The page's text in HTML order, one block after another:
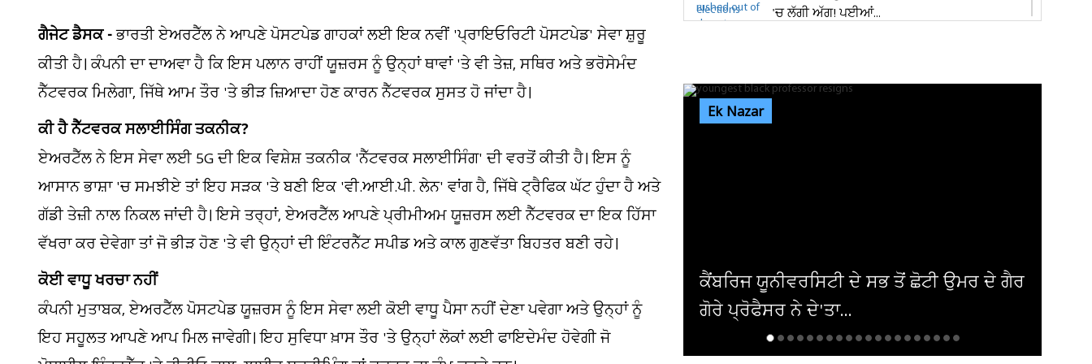
ਗੈਜੇਟ ਡੈਸਕ -ਭਾਰਤੀ ਏਅਰਟੈੱਲ ਨੇ ਆਪਣੇ ਪੋਸਟਪੇਡ ਗਾਹਕਾਂ ਲਈ ਇਕ ਨਵੀਂ 'ਪ੍ਰਾਇਓਰਿਟੀ ਪੋਸਟਪੇਡ' ਸੇਵਾ ਸ਼ੁਰੂ
ਕੀਤੀ ਹੈ। ਕੰਪਨੀ ਦਾ ਦਾਅਵਾ ਹੈ ਕਿ ਇਸ ਪਲਾਨ ਰਾਹੀਂ ਯੂਜ਼ਰਸ ਨੂੰ ਉਨ੍ਹਾਂ ਥਾਵਾਂ 'ਤੇ ਵੀ ਤੇਜ਼, ਸਥਿਰ ਅਤੇ ਭਰੋਸੇਮੰਦ
ਨੈੱਟਵਰਕ ਮਿਲੇਗਾ, ਜਿੱਥੇ ਆਮ ਤੌਰ 'ਤੇ ਭੀੜ ਜ਼ਿਆਦਾ ਹੋਣ ਕਾਰਨ ਨੈੱਟਵਰਕ ਸੁਸਤ ਹੋ ਜਾਂਦਾ ਹੈ।
ਕੀ ਹੈ ਨੈੱਟਵਰਕ ਸਲਾਈਸਿੰਗ ਤਕਨੀਕ?
ਏਅਰਟੈੱਲ ਨੇ ਇਸ ਸੇਵਾ ਲਈ 5G ਦੀ ਇਕ ਵਿਸ਼ੇਸ਼ ਤਕਨੀਕ 'ਨੈੱਟਵਰਕ ਸਲਾਈਸਿੰਗ' ਦੀ ਵਰਤੋਂ ਕੀਤੀ ਹੈ। ਇਸ ਨੂੰ
ਆਸਾਨ ਭਾਸ਼ਾ 'ਚ ਸਮਝੀਏ ਤਾਂ ਇਹ ਸੜਕ 'ਤੇ ਬਣੀ ਇਕ 'ਵੀ.ਆਈ.ਪੀ. ਲੇਨ' ਵਾਂਗ ਹੈ, ਜਿੱਥੇ ਟ੍ਰੈਫਿਕ ਘੱਟ ਹੁੰਦਾ ਹੈ ਅਤੇ
ਗੱਡੀ ਤੇਜ਼ੀ ਨਾਲ ਨਿਕਲ ਜਾਂਦੀ ਹੈ। ਇਸੇ ਤਰ੍ਹਾਂ, ਏਅਰਟੈੱਲ ਆਪਣੇ ਪ੍ਰੀਮੀਅਮ ਯੂਜ਼ਰਸ ਲਈ ਨੈੱਟਵਰਕ ਦਾ ਇਕ ਹਿੱਸਾ
ਵੱਖਰਾ ਕਰ ਦੇਵੇਗਾ ਤਾਂ ਜੋ ਭੀੜ ਹੋਣ 'ਤੇ ਵੀ ਉਨ੍ਹਾਂ ਦੀ ਇੰਟਰਨੈੱਟ ਸਪੀਡ ਅਤੇ ਕਾਲ ਗੁਣਵੱਤਾ ਬਿਹਤਰ ਬਣੀ ਰਹੇ।
ਕੋਈ ਵਾਧੂ ਖਰਚਾ ਨਹੀਂ
ਕੰਪਨੀ ਮੁਤਾਬਕ, ਏਅਰਟੈੱਲ ਪੋਸਟਪੇਡ ਯੂਜ਼ਰਸ ਨੂੰ ਇਸ ਸੇਵਾ ਲਈ ਕੋਈ ਵਾਧੂ ਪੈਸਾ ਨਹੀਂ ਦੇਣਾ ਪਵੇਗਾ ਅਤੇ ਉਨ੍ਹਾਂ ਨੂੰ
ਇਹ ਸਹੂਲਤ ਆਪਣੇ ਆਪ ਮਿਲ ਜਾਵੇਗੀ। ਇਹ ਸੁਵਿਧਾ ਖ਼ਾਸ ਤੌਰ 'ਤੇ ਉਨ੍ਹਾਂ ਲੋਕਾਂ ਲਈ ਫਾਇਦੇਮੰਦ ਹੋਵੇਗੀ ਜੋ
'ਚ ਲੱਗੀ ਅੱਗ! ਪਈਆਂ...
Ek Nazar
ਅਮਰੀਕਾ ਨੇ ਇਰਾਕੀ ਏਅਰਾਲਾਈਨ ਤੋਂ ਹਟਾਈ
ਪਾਬੰਦੀ